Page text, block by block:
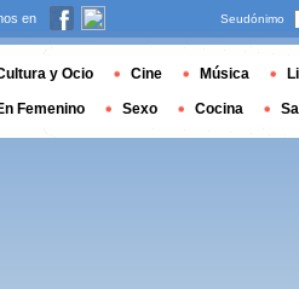
en Seudónimo
y Ocio Cine Música
Femenino Sexo Cocina